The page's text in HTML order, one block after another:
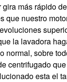
gira más rápido
que nuestro
la lavadora
normal, sobre
centrifugado
esta el